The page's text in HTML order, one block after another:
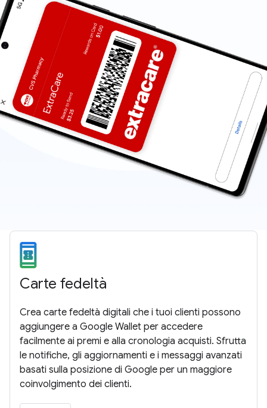
Carte fedeltà
Crea carte fedeltà digitali che i tuoi clienti possono
aggiungere a Google Wallet per accedere
facilmente ai premi e alla cronologia acquisti. Sfrutta
le notifiche, gli aggiornamenti e i messaggi avanzati
basati sulla posizione di Google per un maggiore
coinvolgimento dei clienti.